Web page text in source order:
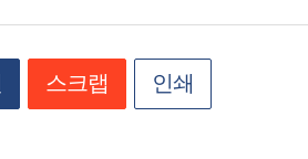
스크랩 인쇄